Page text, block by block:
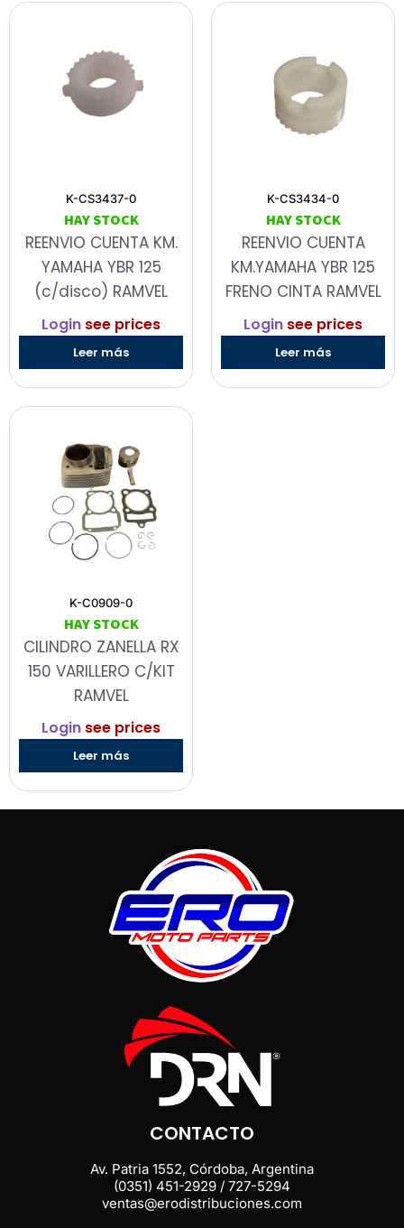
K-CS3437-0
HAY STOCK
REENVIO CUENTA KM.
YAMAHA YBR 125
(c/disco) RAMVEL
Login see prices
Leer más
K-CS3434-0
HAY STOCK
REENVIO CUENTA
KM.YAMAHA YBR 125
FRENO CINTA RAMVEL
Login see prices
Leer más
K-C0909-0
HAY STOCK
CILINDRO ZANELLA RX
150 VARILLERO C/KIT
RAMVEL
Login see prices
Leer más
CONTACTO
Av. Patria 1552, Córdoba, Argentina
(0351) 451-2929 / 727-5294
ventas@erodistribuciones.com